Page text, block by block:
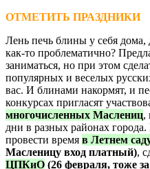
ОТМЕТИТЬ ПРАЗДНИКИ
Лень печь блины у себя дома,
как-то проблематично?
заниматься, но при этом
популярных и веселых
вас. И блинами накормят, и
конкурсах пригласят
многочисленных Маслениц,
дни в разных районах
провести время в Летнем
Масленицу вход платный),
ЦПКиО (26 февраля, тоже